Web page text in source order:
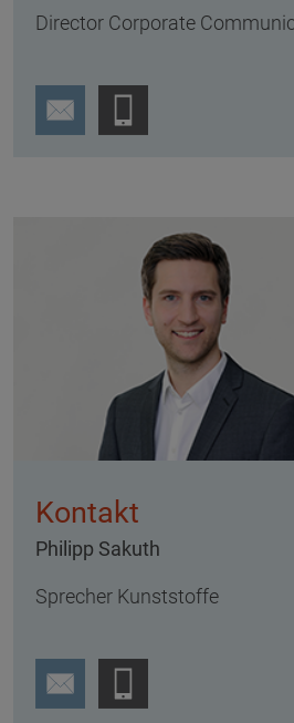
Director Corporate
Kontakt
Philipp Sakuth
Sprecher Kunststoffe